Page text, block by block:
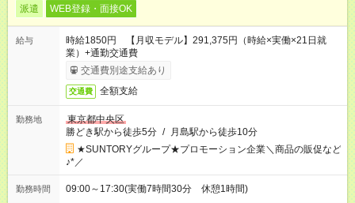
派遣 WEB登録・面接OK
給与
時給1850円 【月収モデル】291,375円（時給×実働×21日就
業）+通勤交通費
交通費別途支給あり
交通費 全額支給
勤務地
東京都中央区
勝どき駅から徒歩5分 / 月島駅から徒歩10分
★SUNTORYグループ★プロモーション企業＼商品の販促など
♪*／
勤務時間 09:00～17:30(実働7時間30分 休憩1時間)